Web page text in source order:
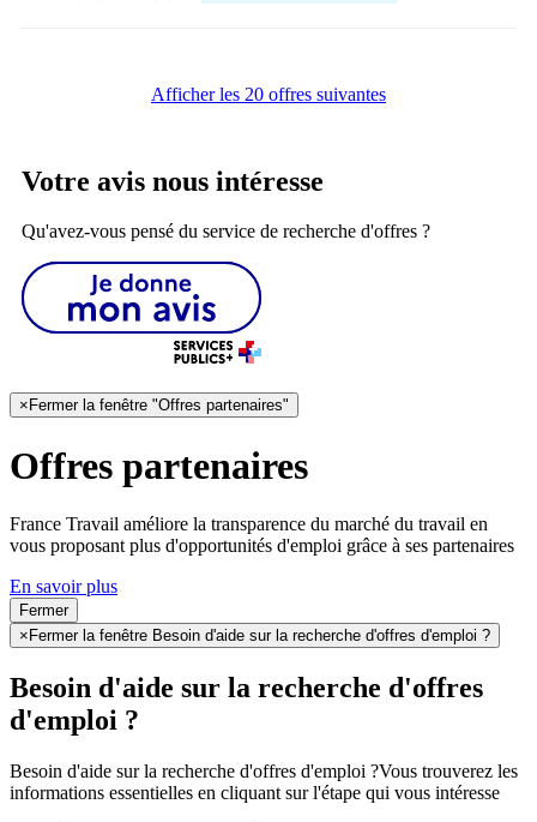
Afficher les 20 offres suivantes
Votre avis nous intéresse
Qu'avez-vous pensé du service de recherche d'offres ?
× Fermer la fenêtre "Offres partenaires"
Offres partenaires
France Travail améliore la transparence du marché du travail en
vous proposant plus d'opportunités d'emploi grâce à ses partenaires
En savoir plus
Fermer
× Fermer la fenêtre Besoin d'aide sur la recherche d'offres d'emploi ?
Besoin d'aide sur la recherche d'offres
d'emploi ?
Besoin d'aide sur la recherche d'offres d'emploi ?Vous trouverez les
informations essentielles en cliquant sur l'étape qui vous intéresse